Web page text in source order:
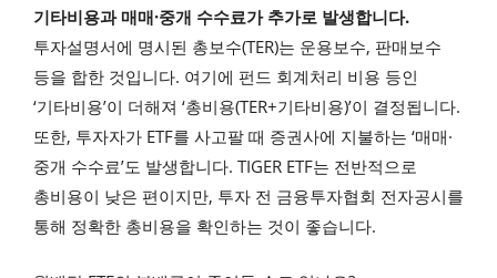
기타비용과 매매·중개 수수료가 추가로 발생합니다.
투자설명서에 명시된 총보수(TER)는 운용보수, 판매보수
등을 합한 것입니다. 여기에 펀드 회계처리 비용 등인
‘기타비용’이 더해져 ‘총비용(TER+기타비용)’이 결정됩니다.
또한, 투자자가 ETF를 사고팔 때 증권사에 지불하는 ‘매매·
중개 수수료’도 발생합니다. TIGER ETF는 전반적으로
총비용이 낮은 편이지만, 투자 전 금융투자협회 전자공시를
통해 정확한 총비용을 확인하는 것이 좋습니다.